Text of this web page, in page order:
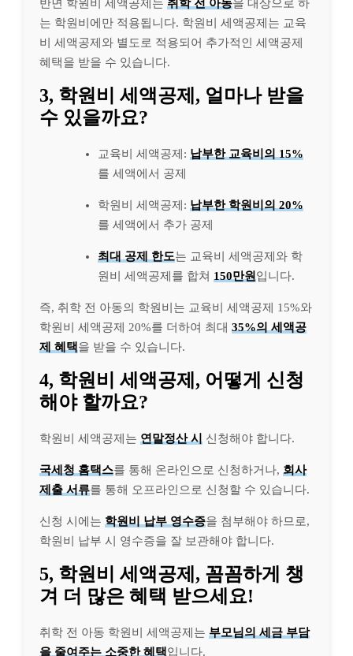
반면 학원비 세액공제는 취학 전 아동을 대상으로 하
는 학원비에만 적용됩니다. 학원비 세액공제는 교육
비 세액공제와 별도로 적용되어 추가적인 세액공제
혜택을 받을 수 있습니다.
3, 학원비 세액공제, 얼마나 받을
수 있을까요?
교육비 세액공제: 납부한 교육비의 15%
를 세액에서 공제
학원비 세액공제: 납부한 학원비의 20%
를 세액에서 추가 공제
최대 공제 한도는 교육비 세액공제와 학
원비 세액공제를 합쳐 150만원입니다.
즉, 취학 전 아동의 학원비는 교육비 세액공제 15%와
학원비 세액공제 20%를 더하여 최대 35%의 세액공
제 혜택을 받을 수 있습니다.
4, 학원비 세액공제, 어떻게 신청
해야 할까요?
학원비 세액공제는 연말정산 시 신청해야 합니다.
국세청 홈택스를 통해 온라인으로 신청하거나, 회사
제출 서류를 통해 오프라인으로 신청할 수 있습니다.
신청 시에는 학원비 납부 영수증을 첨부해야 하므로,
학원비 납부 시 영수증을 잘 보관해야 합니다.
5, 학원비 세액공제, 꼼꼼하게 챙
겨 더 많은 혜택 받으세요!
취학 전 아동 학원비 세액공제는 부모님의 세금 부담
을 줄여주는 소중한 혜택입니다.